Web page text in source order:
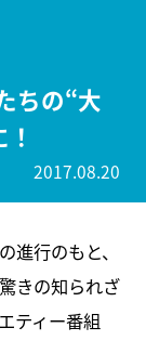
ちの“大
2017.08.20
行のもと、
きの知られざ
ティー番組